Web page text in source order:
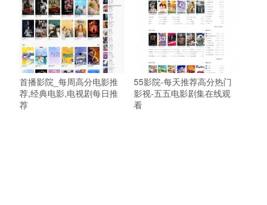
首播影院_每周高分电影推
荐,经典电影,电视剧每日推
荐
55影院-每天推荐高分热门
影视-五五电影剧集在线观
看